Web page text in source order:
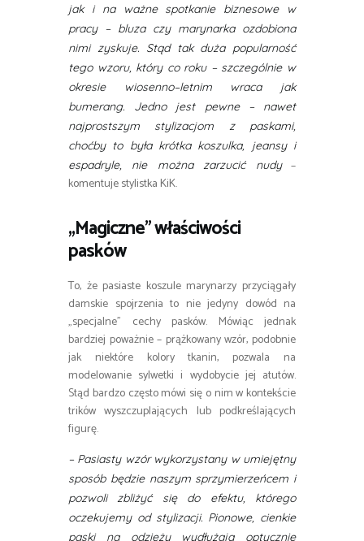
jak i na ważne spotkanie biznesowe w
pracy – bluza czy marynarka ozdobiona
nimi zyskuje. Stąd tak duża popularność
tego wzoru, który co roku – szczególnie w
okresie wiosenno–letnim wraca jak
bumerang. Jedno jest pewne – nawet
najprostszym stylizacjom z paskami,
choćby to była krótka koszulka, jeansy i
espadryle, nie można zarzucić nudy–
komentuje stylistka KiK.
„Magiczne” właściwości
pasków
To, że pasiaste koszule marynarzy przyciągały
damskie spojrzenia to nie jedyny dowód na
„specjalne” cechy pasków. Mówiąc jednak
bardziej poważnie – prążkowany wzór, podobnie
jak niektóre kolory tkanin, pozwala na
modelowanie sylwetki i wydobycie jej atutów.
Stąd bardzo często mówi się o nim w kontekście
trików wyszczuplających lub podkreślających
figurę.
– Pasiasty wzór wykorzystany w umiejętny
sposób będzie naszym sprzymierzeńcem i
pozwoli zbliżyć się do efektu, którego
oczekujemy od stylizacji. Pionowe, cienkie
paski na odzieży wydłużają optycznie